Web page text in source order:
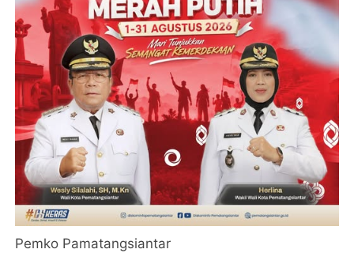
Pemko Pamatangsiantar